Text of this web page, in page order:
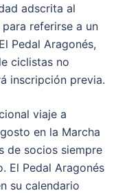
adscrita al
referirse a un
Pedal Aragonés,
ciclistas no
inscripción previa.
viaje a
en la Marcha
de socios siempre
El Pedal Aragonés
su calendario